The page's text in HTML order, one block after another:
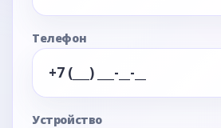
Телефон
Устройство